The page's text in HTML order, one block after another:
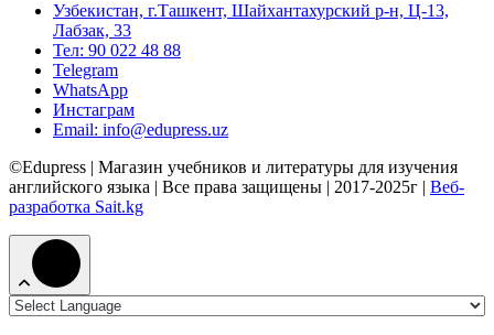
Узбекистан, г.Ташкент, Шайхантахурский р-н, Ц-13,
Лабзак, 33
Тел: 90 022 48 88
Telegram
WhatsApp
Инстаграм
Email: info@edupress.uz
©Edupress | Магазин учебников и литературы для изучения
английского языка | Все права защищены | 2017-2025г | Веб-
разработка Sait.kg